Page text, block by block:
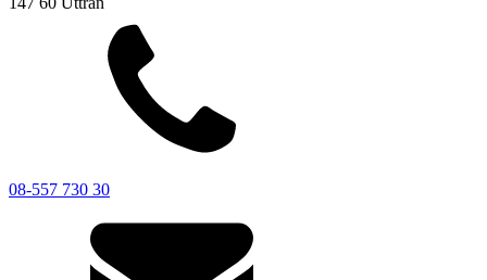
08-557 730 30